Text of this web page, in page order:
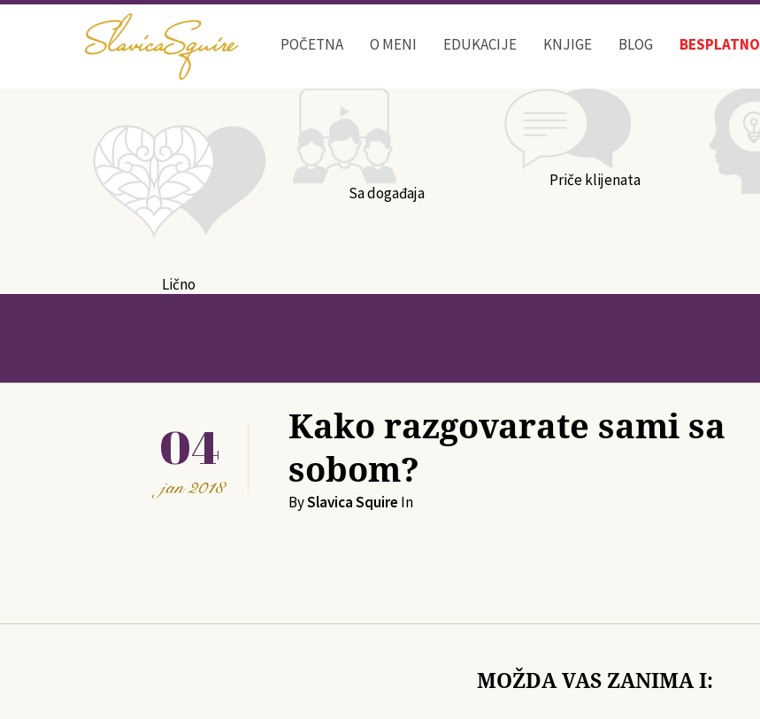
POČETNA O MENI EDUKACIJE KNJIGE BLOG BESPLATNO
Lično
Sa događaja
Priče klijenata
04
jan2018
Kako razgovarate sami sa
sobom?
BySlavica Squire In
MOŽDA VAS ZANIMA I: